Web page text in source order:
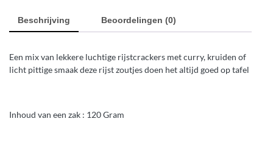
Beschrijving Beoordelingen (0)
Een mix van lekkere luchtige rijstcrackers met curry, kruiden of
licht pittige smaak deze rijst zoutjes doen het altijd goed op tafel
Inhoud van een zak : 120 Gram